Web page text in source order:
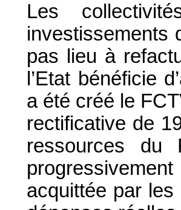
Les
investissements
pas lieu à
l’Etat bénéficie
a été créé le
rectificative de
ressources
acquittée par